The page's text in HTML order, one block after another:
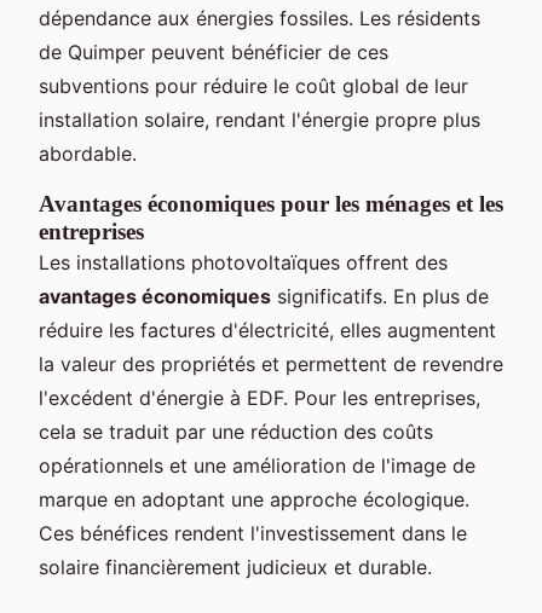
dépendance aux énergies fossiles. Les résidents
de Quimper peuvent bénéficier de ces
subventions pour réduire le coût global de leur
installation solaire, rendant l'énergie propre plus
abordable.
Avantages économiques pour les ménages et les
entreprises
Les installations photovoltaïques offrent des
avantages économiques significatifs. En plus de
réduire les factures d'électricité, elles augmentent
la valeur des propriétés et permettent de revendre
l'excédent d'énergie à EDF. Pour les entreprises,
cela se traduit par une réduction des coûts
opérationnels et une amélioration de l'image de
marque en adoptant une approche écologique.
Ces bénéfices rendent l'investissement dans le
solaire financièrement judicieux et durable.